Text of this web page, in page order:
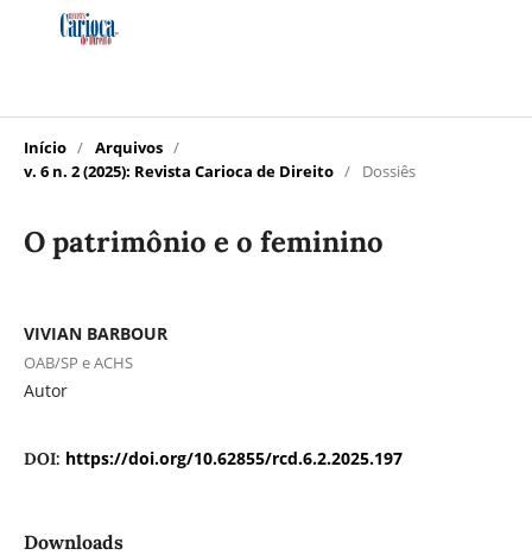
Início / Arquivos /
v. 6 n. 2 (2025): Revista Carioca de Direito / Dossiês
O patrimônio e o feminino
VIVIAN BARBOUR
OAB/SP e ACHS
Autor
DOI: https://doi.org/10.62855/rcd.6.2.2025.197
Downloads